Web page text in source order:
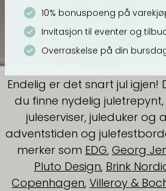
Endelig er det snart jul igjen!
du finne nydelig
juleserviser, juleduker og
adventstiden og
merker som EDG, Georg
Pluto Design, Brink
Copenhagen, Villeroy &
Invitasjon til eventer og
Overraskelse på din